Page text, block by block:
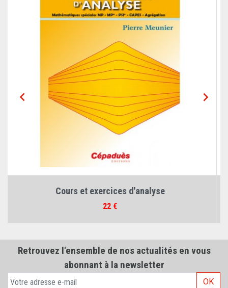

Algèbre et probabilités
Prix
29 €

Retrouvez l'ensemble de nos actualités en vous
abonnant à la newsletter
OK